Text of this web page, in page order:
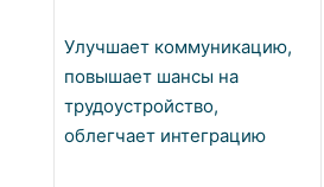
Улучшает коммуникацию,
повышает шансы на
трудоустройство,
облегчает интеграцию